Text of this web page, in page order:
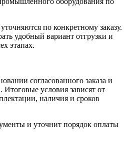
по конкретному заказу.
удобный вариант отгрузки и
этапах.
согласованного заказа и
условия зависят от
наличия и сроков
и уточнит порядок оплаты